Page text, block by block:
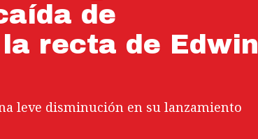
de
recta de Edwin
leve disminución en su lanzamiento